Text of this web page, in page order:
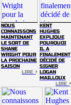
NOUS
CONNAISSONS
MAINTENANT
LE SORT DE
SHANE
WRIGHT POUR
LA PROCHAINE
SAISON
LIRE
KENT
HUGHES
EXPLIQUE
POURQUOI
IL A
FINALEMENT
DÉCIDÉ DE
SIGNER
LOGAN
MAILLOUX
LIRE